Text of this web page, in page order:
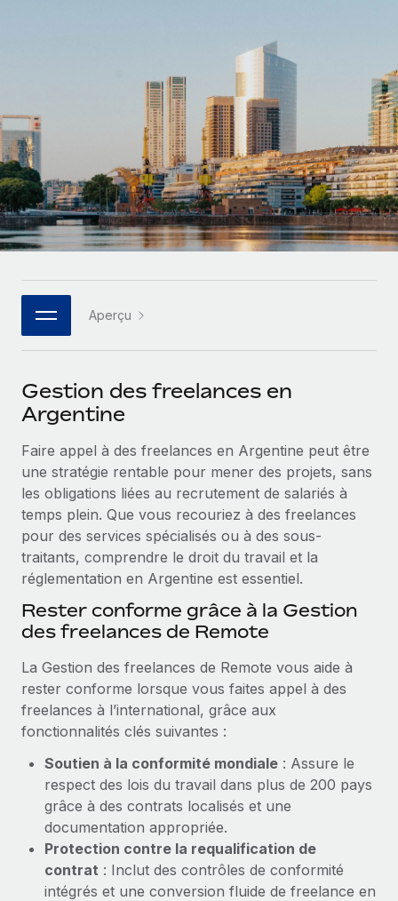
Intégrez et gérez vos freelances partout dans le monde
Sous-traitez les opérations complexes liées à l’emploi
INFRASTRUCTURE
Intégration Remote
Intégrez vos RH aux flux de travail en toute simplicité
Plateforme
Connecter
Nouveau
Connectez n'importe quel outil d’IA à Remote grâce à
notre MCP
Intégrations
Rationalisez vos processus avec des outils essentiels
SERVICES
Demandez aux experts
Recevez des conseils d’experts sur les RH à
l’international et la conformité
Contrôles d’antécédents
Simplifiez vos processus de présélection des
candidats
Remote Watchtower
Gardez un temps d’avance sur les risques en
matière de conformité
Achetez et suivez vos équipements informatiques
dans le monde entier
Création d’entité
Établissez des entités rapidement et en toute
conformité
Des solutions agiles et internationales pour les RH et la
paie des entreprises en pleine croissance
Entreprises intermédiaires
Développez vos équipes avec des solutions RH sur
mesure
Entreprise
Les RH à l’international pour les grandes entreprises
Partenaires stratégiques de la tech
Intégrez les RH à l’international de manière flexible
Devenir partenaire
Explorez avec nous vos opportunités de partenariat
Remote Build
Bientôt disponible
Conseil en intégrations et automatisations assistées par
ÉTUDES DE CAS
Calculateur de paiement des freelances
Découvrez les devises disponibles et les vitesses de
paiement pour vos freelances internationaux
APPRENDRE AVEC REMOTE
Recherche et guides
Études de cas
Checklists et modèles
Descriptions de postes
Événements
Données sur les salaires et les talents
Centre de ressources
Obtenir de l’aide
Voir toutes les ressources
Paie multipays
EOR et PEO
Taxes
Explorer le blog
BLOG
Deutsch
Español
Italiano
Português (Portugal)
日本語
한국어
Aperçu
Gestion des freelances en
Argentine
Faire appel à des freelances en Argentine peut être
une stratégie rentable pour mener des projets, sans
les obligations liées au recrutement de salariés à
temps plein. Que vous recouriez à des freelances
pour des services spécialisés ou à des sous-
traitants, comprendre le droit du travail et la
réglementation en Argentine est essentiel.
Rester conforme grâce à la Gestion
des freelances de Remote
La Gestion des freelances de Remote vous aide à
rester conforme lorsque vous faites appel à des
freelances à l’international, grâce aux
fonctionnalités clés suivantes :
Soutien à la conformité mondiale : Assure le
respect des lois du travail dans plus de 200 pays
grâce à des contrats localisés et une
documentation appropriée.
Protection contre la requalification de
contrat : Inclut des contrôles de conformité
intégrés et une conversion fluide de freelance en